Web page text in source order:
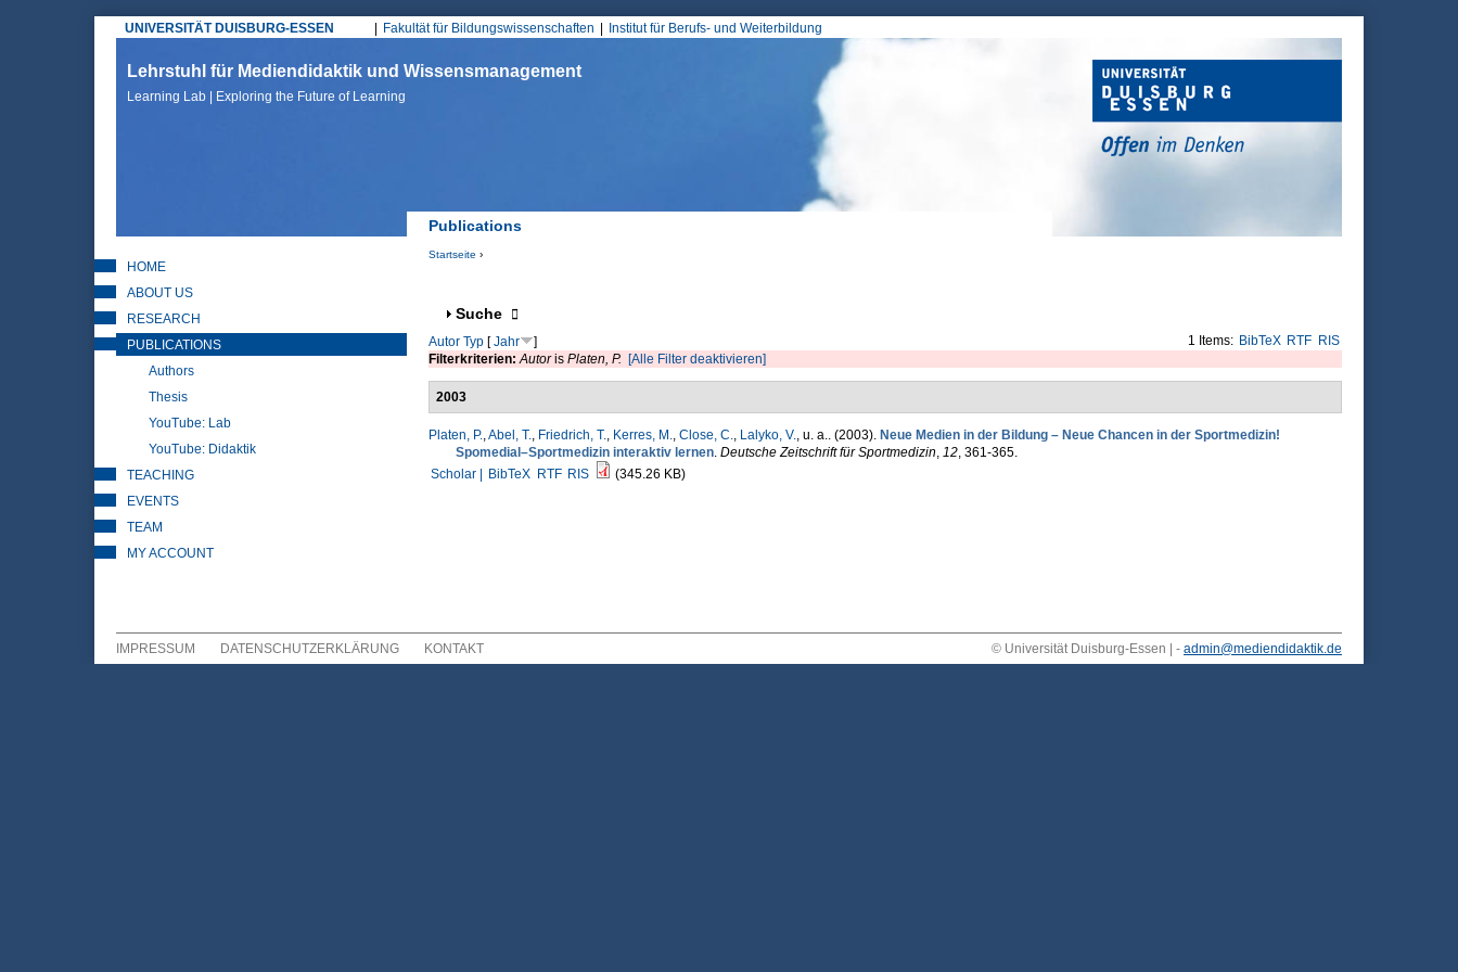
UNIVERSITÄT DUISBURG-ESSEN
Hauptmenü
Fakultät für Bildungswissenschaften Institut für Berufs- und Weiterbildung
Lehrstuhl für Mediendidaktik und Wissensmanagement
Learning Lab | Exploring the Future of Learning
Publications
Startseite ›
Anzeigen
Suche
1 Items: BibTeX RTF RIS
Autor Typ[Jahr
]
Filterkriterien:Autoris Platen, P. [Alle Filter deaktivieren]
2003
Platen, P.,Abel, T., Friedrich, T., Kerres, M., Close, C., Lalyko, V., u. a.. (2003). Neue Medien in der Bildung – Neue Chancen in der Sportmedizin!
Spomedial–Sportmedizin interaktiv lernen. Deutsche Zeitschrift für Sportmedizin, 12, 361-365.
Scholar |
BibTeX RTF RIS (345.26 KB)
HOME
ABOUT US
RESEARCH
PUBLICATIONS
Authors
Thesis
YouTube: Lab
YouTube: Didaktik
TEACHING
EVENTS
TEAM
MY ACCOUNT
IMPRESSUM DATENSCHUTZERKLÄRUNG KONTAKT © Universität Duisburg-Essen | - admin@mediendidaktik.de